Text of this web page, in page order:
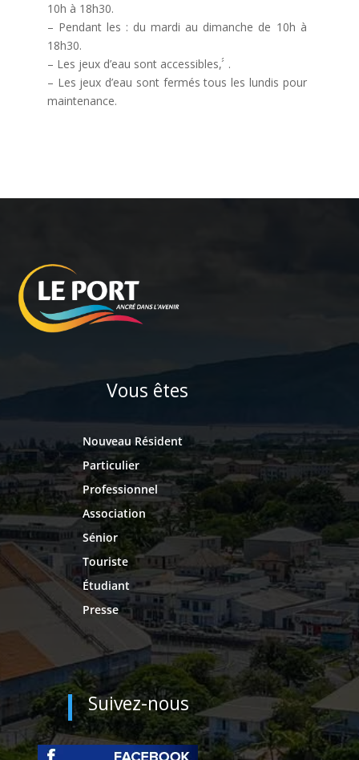
10h à 18h30.
– Pendant les : du mardi au dimanche de 10h à
18h30.
– Les jeux d’eau sont accessibles, ́́ .
– Les jeux d’eau sont fermés tous les lundis pour
maintenance.
Vous êtes
Nouveau Résident
Particulier
Professionnel
Association
Sénior
Touriste
Étudiant
Presse
Suivez-nous